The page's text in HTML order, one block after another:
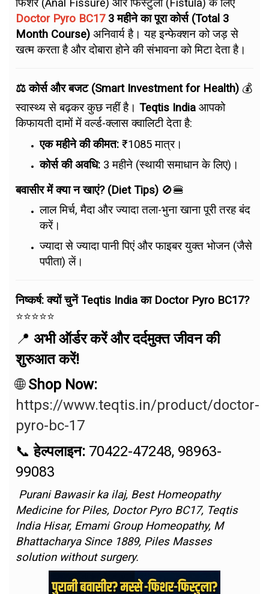
फिशर (Anal Fissure) और फिस्टुला (Fistula) के लिए
Doctor Pyro BC17 3 महीने का पूरा कोर्स (Total 3
Month Course) अनिवार्य है। यह इन्फेक्शन को जड़ से
खत्म करता है और दोबारा होने की संभावना को मिटा देता है।
⚖️ कोर्स और बजट (Smart Investment for Health) 💰
स्वास्थ्य से बढ़कर कुछ नहीं है। Teqtis India आपको
किफायती दामों में वर्ल्ड-क्लास क्वालिटी देता है:
एक महीने की कीमत: ₹1085 मात्र।
कोर्स की अवधि: 3 महीने (स्थायी समाधान के लिए)।
बवासीर में क्या न खाएं? (Diet Tips) 🚫🍔
लाल मिर्च, मैदा और ज्यादा तला-भुना खाना पूरी तरह बंद
करें।
ज्यादा से ज्यादा पानी पिएं और फाइबर युक्त भोजन (जैसे
पपीता) लें।
निष्कर्ष: क्यों चुनें Teqtis India का Doctor Pyro BC17?
⭐⭐⭐⭐⭐
📍 अभी ऑर्डर करें और दर्दमुक्त जीवन की
शुरुआत करें!
🌐Shop Now:
https://www.teqtis.in/product/doctor-
pyro-bc-17
📞हेल्पलाइन: 70422-47248, 98963-
99083
Purani Bawasir ka ilaj, Best Homeopathy
Medicine for Piles, Doctor Pyro BC17, Teqtis
India Hisar, Emami Group Homeopathy, M
Bhattacharya Since 1889, Piles Masses
solution without surgery.